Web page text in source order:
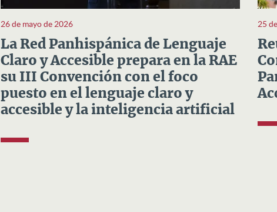
26 de mayo de 2026
La Red Panhispánica de Lenguaje
Claro y Accesible prepara en la RAE
su III Convención con el foco
puesto en el lenguaje claro y
accesible y la inteligencia artificial
25